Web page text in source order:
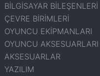
BİLGİSAYAR BİLEŞENLERİ
ÇEVRE BİRİMLERİ
OYUNCU EKİPMANLARI
OYUNCU AKSESUARLARI
AKSESUARLAR
YAZILIM